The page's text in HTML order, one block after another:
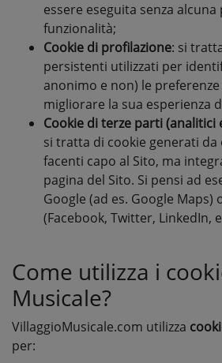
essere eseguita senza
funzionalità;
Cookie di profilazione: si
persistenti utilizzati per
anonimo e non) le
migliorare la sua esperienza
Cookie di terze parti
si tratta di cookie generati da
facenti capo al Sito, ma
pagina del Sito. Si pensi ad
Google (ad es. Google Maps)
(Facebook, Twitter, LinkedIn,
Come utilizza i
Musicale?
VillaggioMusicale.com utilizza
per: